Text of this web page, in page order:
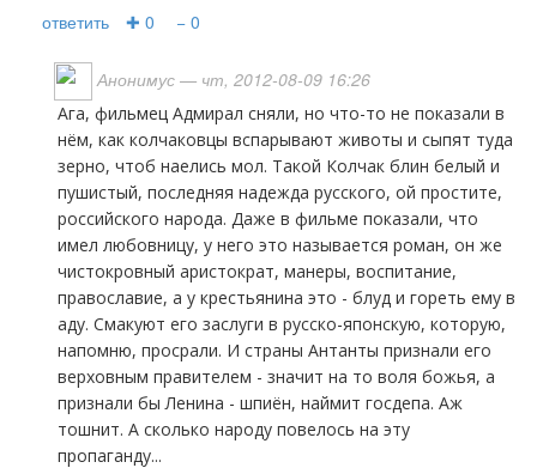
ответить ✚ 0 − 0
Анонимус — чт, 2012-08-09 16:26
Ага, фильмец Адмирал сняли, но что-то не показали в
нём, как колчаковцы вспарывают животы и сыпят туда
зерно, чтоб наелись мол. Такой Колчак блин белый и
пушистый, последняя надежда русского, ой простите,
российского народа. Даже в фильме показали, что
имел любовницу, у него это называется роман, он же
чистокровный аристократ, манеры, воспитание,
православие, а у крестьянина это - блуд и гореть ему в
аду. Смакуют его заслуги в русско-японскую, которую,
напомню, просрали. И страны Антанты признали его
верховным правителем - значит на то воля божья, а
признали бы Ленина - шпиён, наймит госдепа. Аж
тошнит. А сколько народу повелось на эту
пропаганду...